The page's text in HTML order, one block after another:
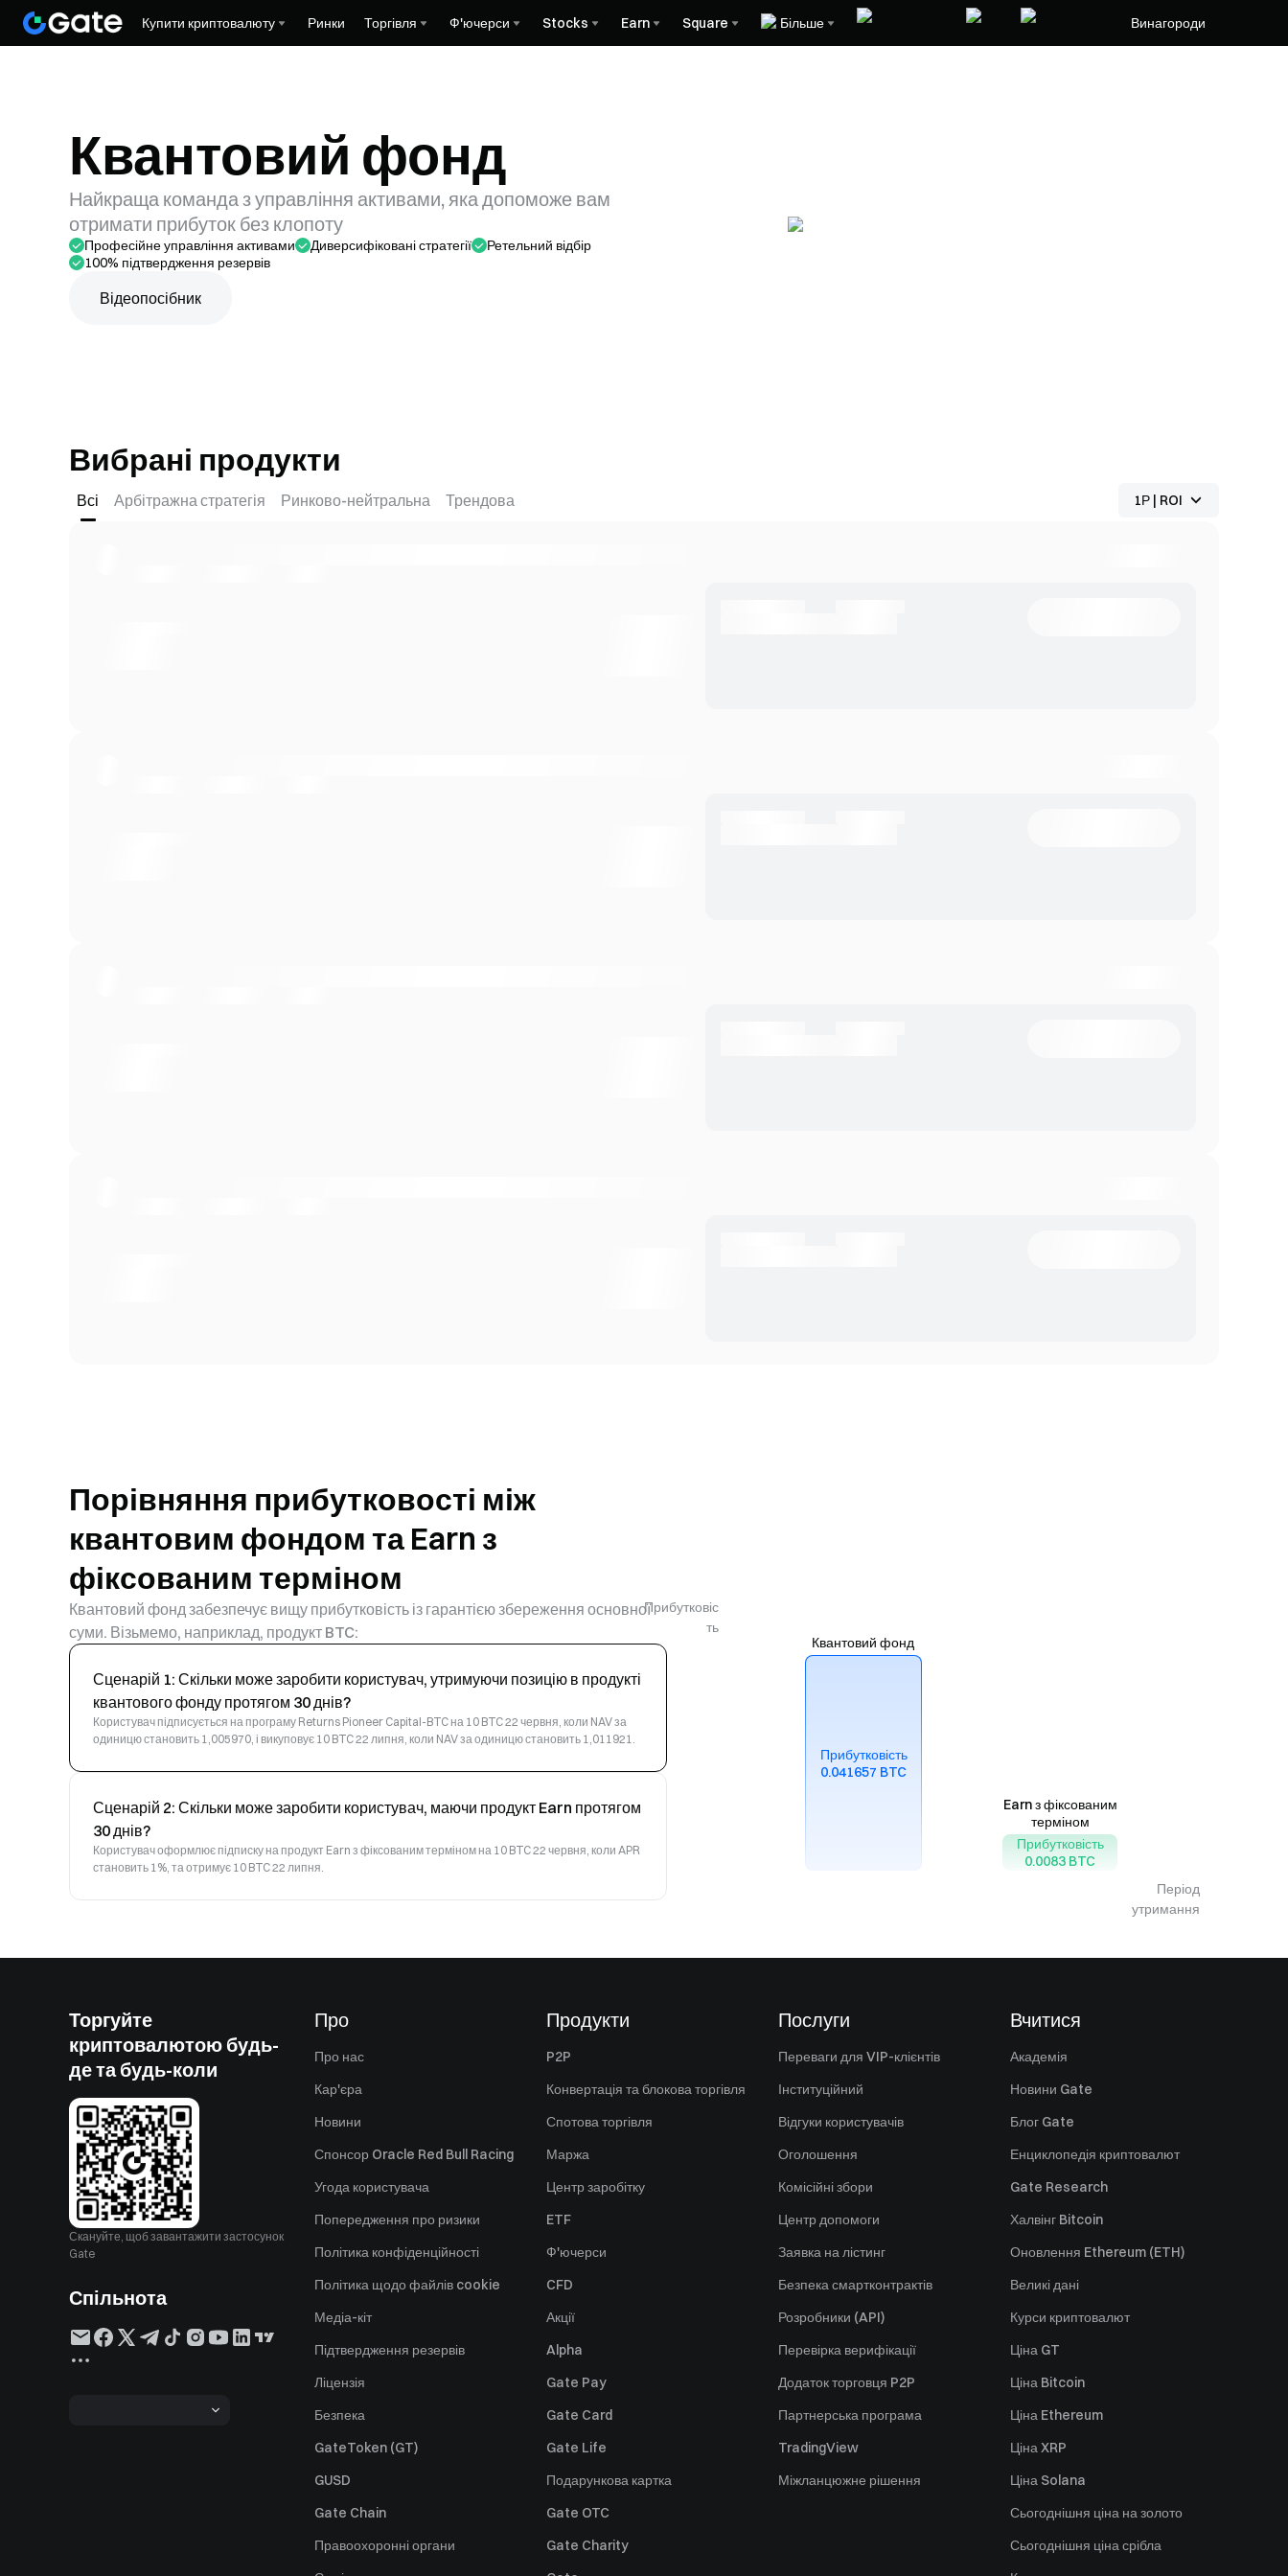
Купити криптовалюту Ринки Торгівля Ф'ючерси Stocks Earn Square Більше Винагороди
Квантовий фонд
Найкраща команда з управління активами, яка допоможе вам
отримати прибуток без клопоту
Професійне управління активами Диверсифіковані стратегії
Ретельний відбір
100% підтвердження резервів
Відеопосібник
Вибрані продукти
Всі Арбітражна стратегія Ринково-нейтральна Трендова 1Р | ROI
Порівняння прибутковості між
квантовим фондом та Earn з
фіксованим терміном
Квантовий фонд забезпечує вищу прибутковість із гарантією збереження основної
суми. Візьмемо, наприклад, продукт BTC:
Сценарій 1: Скільки може заробити користувач, утримуючи позицію в продукті
квантового фонду протягом 30 днів?
Користувач підписується на програму Returns Pioneer Capital-BTC на 10 BTC 22 червня, коли NAV за
одиницю становить 1,005970, і викуповує 10 BTC 22 липня, коли NAV за одиницю становить 1,011921.
Сценарій 2: Скільки може заробити користувач, маючи продукт Earn протягом
30 днів?
Користувач оформлює підписку на продукт Earn з фіксованим терміном на 10 BTC 22 червня, коли APR
становить 1%, та отримує 10 BTC 22 липня.
Прибутковіс
ть
Квантовий фонд
Прибутковість
0.041657 BTC
Earn з фіксованим
терміном
Прибутковість
0.0083 BTC
Період
утримання
Торгуйте
криптовалютою будь-
де та будь-коли
Скануйте, щоб завантажити застосунок
Gate
Спільнота
Про
Про нас
Кар'єра
Новини
Спонсор Oracle Red Bull Racing
Угода користувача
Попередження про ризики
Політика конфіденційності
Політика щодо файлів cookie
Медіа-кіт
Підтвердження резервів
Ліцензія
Безпека
GateToken (GT)
GUSD
Gate Chain
Правоохоронні органи
Продукти
P2P
Конвертація та блокова торгівля
Спотова торгівля
Маржа
Центр заробітку
ETF
Ф'ючерси
CFD
Акції
Alpha
Gate Pay
Gate Card
Gate Life
Подарункова картка
Gate OTC
Gate Charity
Послуги
Переваги для VIP-клієнтів
Інституційний
Відгуки користувачів
Оголошення
Комісійні збори
Центр допомоги
Заявка на лістинг
Безпека смартконтрактів
Розробники (API)
Перевірка верифікації
Додаток торговця P2P
Партнерська програма
TradingView
Міжланцюжне рішення
Вчитися
Академія
Новини Gate
Блог Gate
Енциклопедія криптовалют
Gate Research
Халвінг Bitcoin
Оновлення Ethereum (ETH)
Великі дані
Курси криптовалют
Ціна GT
Ціна Bitcoin
Ціна Ethereum
Ціна XRP
Ціна Solana
Сьогоднішня ціна на золото
Сьогоднішня ціна срібла